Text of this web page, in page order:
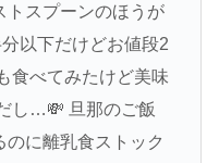
トスプーンのほうが
分以下だけどお値段2
食べてみたけど美味
し…💸 旦那のご飯
のに離乳食ストック